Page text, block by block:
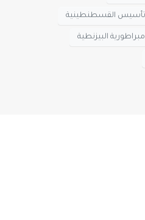
تأسيس القسطنطينية
البيزنطية